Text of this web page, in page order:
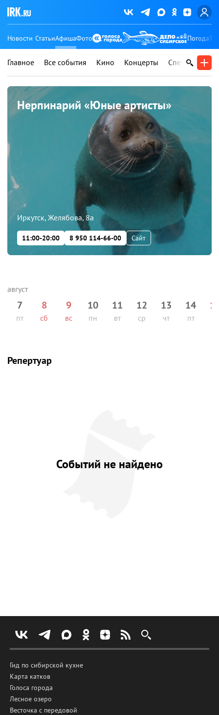
Новости СтатьиАфишаФото Погода
Главное Все события Кино Концерты Спектакли
Нерпинарий «Юные артисты»
Иркутск, Желябова, 8а
11:00-20:00 8 950 114-66-00 Сайт
7
пт
8
сб
9
вс
10
пн
11
вт
12
ср
13
чт
14
пт сб
Репертуар
Событий не найдено
Гид по сибирской кухне
Карта катков
Голоса города
Лесное озеро
Весточка с передовой